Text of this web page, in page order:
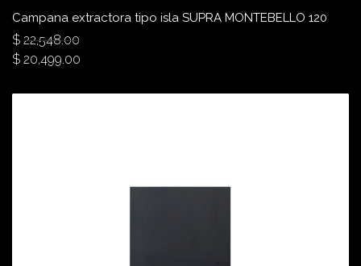
Campana extractora tipo isla SUPRA MONTEBELLO 120
$ 22,548.00
$ 20,499.00